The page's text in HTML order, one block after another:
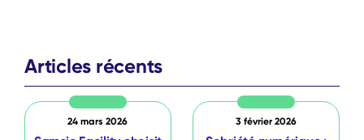
Articles récents
24 mars 2026 3 février 2026